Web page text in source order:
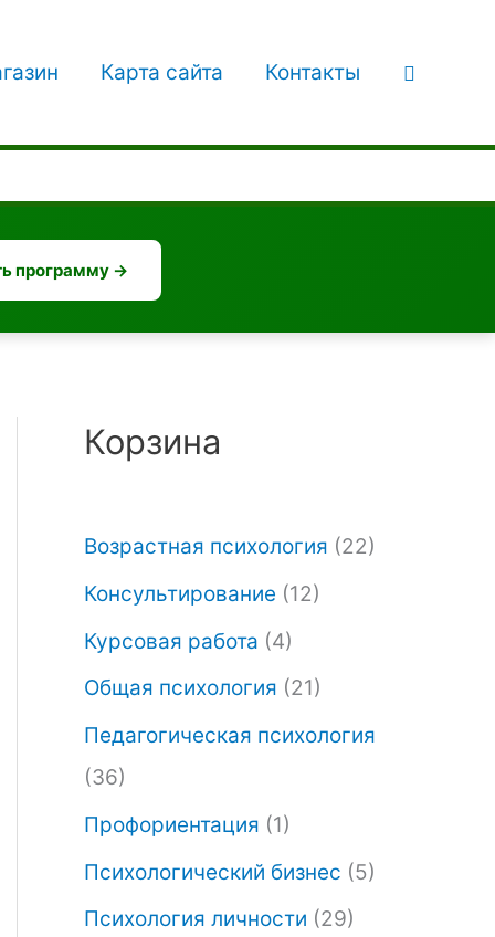
Карта сайта Контакты Поиск
программу →
Корзина
Возрастная психология (22)
Консультирование (12)
Курсовая работа (4)
Общая психология (21)
Педагогическая психология
(36)
Профориентация (1)
Психологический бизнес (5)
Психология личности (29)